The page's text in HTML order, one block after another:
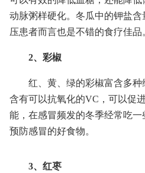
动脉粥样硬化。冬瓜中的钾盐
压患者而言也是不错的食疗佳品
2、彩椒
红、黄、绿的彩椒富含多
含有可以抗氧化的VC，可以促
能，在感冒频发的冬季经常吃
预防感冒的好食物。
3、红枣